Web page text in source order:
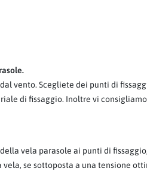
vento. Scegliete dei punti di
di fissaggio. Inoltre vi
vela parasole ai punti di
se sottoposta a una tensione